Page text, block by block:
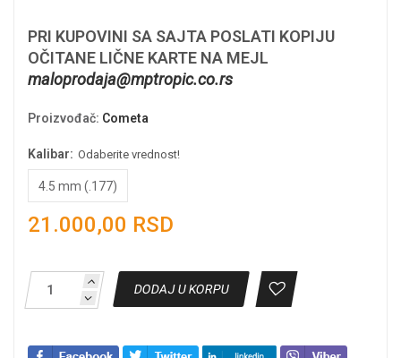
PRI KUPOVINI SA SAJTA POSLATI KOPIJU
OČITANE LIČNE KARTE NA MEJL
maloprodaja@mptropic.co.rs
Proizvođač: Cometa
Kalibar: Odaberite vrednost!
4.5 mm (.177)
21.000,00 RSD
DODAJ U KORPU